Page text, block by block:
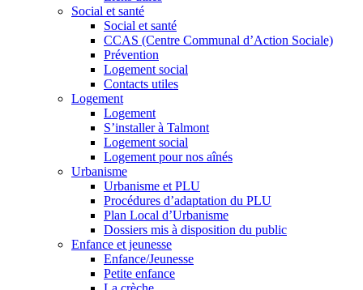
Social et santé
Social et santé
CCAS (Centre Communal d’Action Sociale)
Prévention
Logement social
Contacts utiles
Logement
Logement
S’installer à Talmont
Logement social
Logement pour nos aînés
Urbanisme
Urbanisme et PLU
Procédures d’adaptation du PLU
Plan Local d’Urbanisme
Dossiers mis à disposition du public
Enfance et jeunesse
Enfance/Jeunesse
Petite enfance